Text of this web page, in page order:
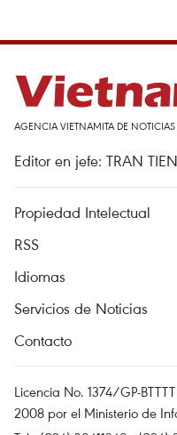
AGENCIA VIETNAMITA DE NOTICIAS
Editor en jefe: TRAN
Propiedad Intelectual
RSS
Idiomas
Servicios de Noticias
Contacto
Licencia No. 1374/GP-
2008 por el Ministerio de